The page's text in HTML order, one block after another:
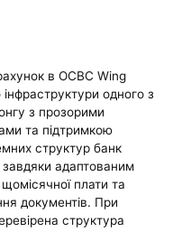
в OCBC Wing
одного з
з прозорими
та підтримкою
структур банк
адаптованим
плати та
документів. При
структура